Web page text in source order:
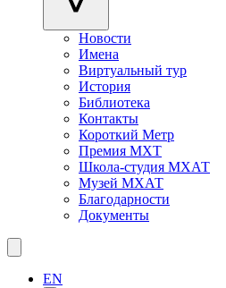
Новости
Имена
Виртуальный тур
История
Библиотека
Контакты
Короткий Метр
Премия МХТ
Школа-студия МХАТ
Музей МХАТ
Благодарности
Документы
EN